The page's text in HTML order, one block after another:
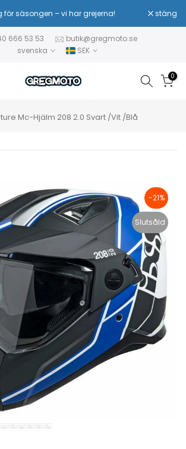
för säsongen – vi har grejerna! stäng
666 53 53
butik@gregmoto.se
svenska
SEK
0
Mc-Hjälm 208 2.0 Svart /Vit /Blå
-21%
Slutsåld